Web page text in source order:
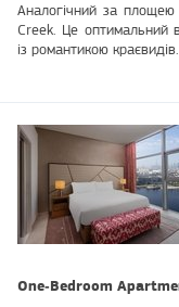
Аналогічний за
Creek. Це оптимальний
із романтикою краєвидів.
One‑Bedroom